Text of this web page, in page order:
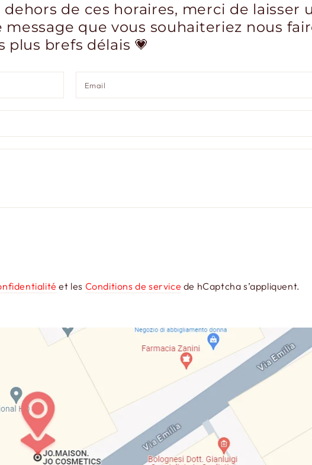
de ces horaires, merci de laisser
que vous souhaiteriez nous
plus brefs délais 💗
et les Conditions de service de hCaptcha s’appliquent.